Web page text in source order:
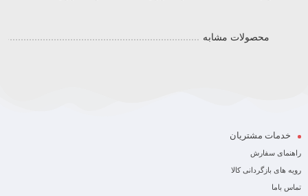
محصولات مشابه
خدمات مشتریان
راهنمای سفارش
رویه های بازگردانی کالا
تماس باما